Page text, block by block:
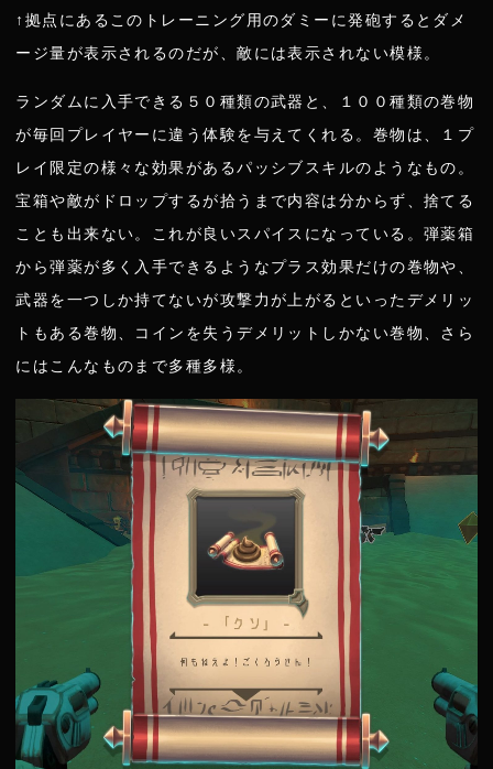
↑拠点にあるこのトレーニング用のダミーに発砲するとダメ
ージ量が表示されるのだが、敵には表示されない模様。
ランダムに入手できる５０種類の武器と、１００種類の巻物
が毎回プレイヤーに違う体験を与えてくれる。巻物は、１プ
レイ限定の様々な効果があるパッシブスキルのようなもの。
宝箱や敵がドロップするが拾うまで内容は分からず、捨てる
ことも出来ない。これが良いスパイスになっている。弾薬箱
から弾薬が多く入手できるようなプラス効果だけの巻物や、
武器を一つしか持てないが攻撃力が上がるといったデメリッ
トもある巻物、コインを失うデメリットしかない巻物、さら
にはこんなものまで多種多様。